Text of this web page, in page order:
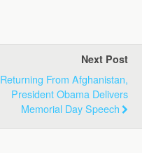
Next Post
Returning From Afghanistan,
President Obama Delivers
Memorial Day Speech